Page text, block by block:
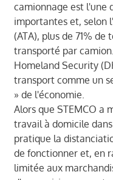
camionnage est l'une
importantes et, selon
(ATA), plus de 71%
transporté par
Homeland Security
transport comme un
» de l'économie.
Alors que STEMCO a
travail à domicile
pratique la
de fonctionner et, en
limitée aux